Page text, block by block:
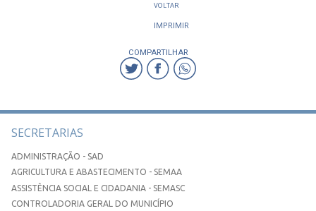
VOLTAR
IMPRIMIR
COMPARTILHAR
SECRETARIAS
ADMINISTRAÇÃO - SAD
AGRICULTURA E ABASTECIMENTO - SEMAA
ASSISTÊNCIA SOCIAL E CIDADANIA - SEMASC
CONTROLADORIA GERAL DO MUNICÍPIO